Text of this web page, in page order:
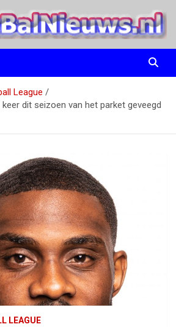
League
dit seizoen van het parket geveegd
LEAGUE